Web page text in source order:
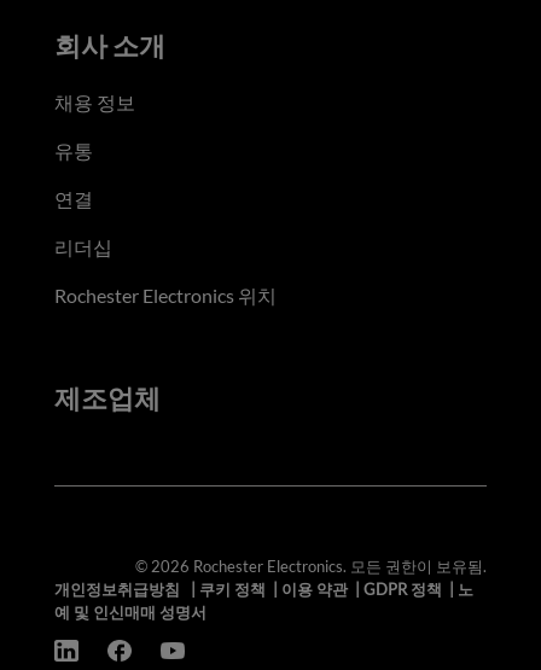
회사 소개
채용 정보
유통
연결
리더십
Rochester Electronics 위치
제조업체
© 2026 Rochester Electronics. 모든 권한이 보유됨.
개인정보취급방침
쿠키 정책 이용 약관| GDPR 정책
노
예 및 인신매매 성명서